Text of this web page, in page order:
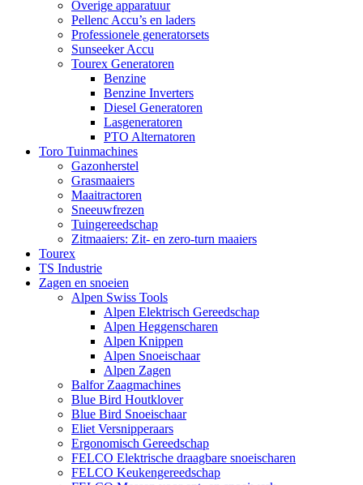
Overige apparatuur
Pellenc Accu’s en laders
Professionele generatorsets
Sunseeker Accu
Tourex Generatoren
Benzine
Benzine Inverters
Diesel Generatoren
Lasgeneratoren
PTO Alternatoren
Toro Tuinmachines
Gazonherstel
Grasmaaiers
Maaitractoren
Sneeuwfrezen
Tuingereedschap
Zitmaaiers: Zit- en zero-turn maaiers
Tourex
TS Industrie
Zagen en snoeien
Alpen Swiss Tools
Alpen Elektrisch Gereedschap
Alpen Heggenscharen
Alpen Knippen
Alpen Snoeischaar
Alpen Zagen
Balfor Zaagmachines
Blue Bird Houtklover
Blue Bird Snoeischaar
Eliet Versnipperaars
Ergonomisch Gereedschap
FELCO Elektrische draagbare snoeischaren
FELCO Keukengereedschap